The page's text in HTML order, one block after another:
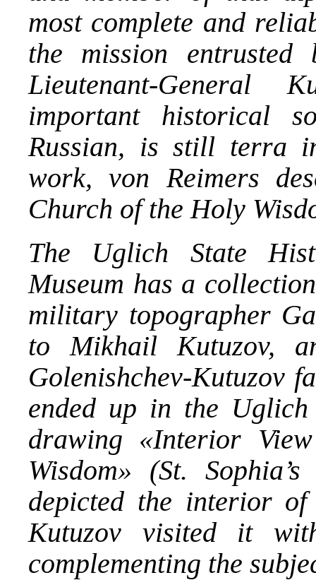
most complete and
the mission
Lieutenant-General
important historical
Russian, is still terra
work, von Reimers
Church of the Holy
The Uglich State
Museum has a
military topographer
to Mikhail Kutuzov,
Golenishchev-Kutuzov
ended up in the
drawing «Interior
Wisdom» (St.
depicted the interior
Kutuzov visited it
complementing the